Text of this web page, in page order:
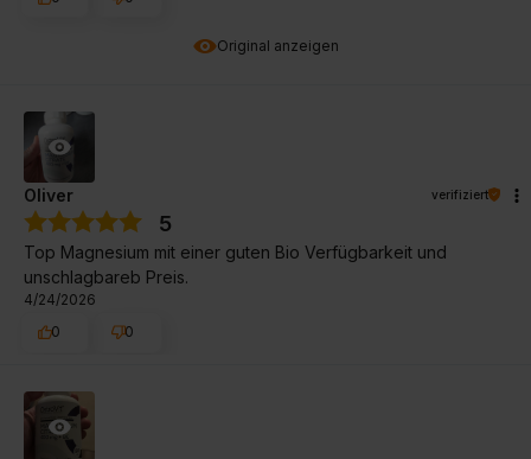
Original anzeigen
Oliver verifiziert
5
Top Magnesium mit einer guten Bio Verfügbarkeit und
unschlagbareb Preis.
4/24/2026
0
0